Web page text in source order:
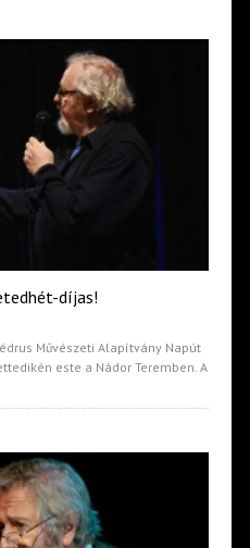
díjas!
Művészeti Alapítvány Napút
este a Nádor Teremben. A